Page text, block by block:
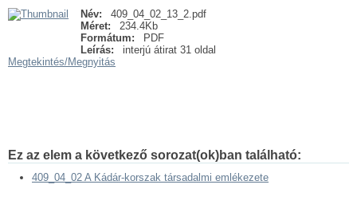
Név:
409_04_02_13_2.pdf
Méret:
234.4Kb
Formátum:
PDF
Leírás:
interjú átirat 31 oldal
Megtekintés/Megnyitás
Ez az elem a következő sorozat(ok)ban található:
409_04_02 A Kádár-korszak társadalmi emlékezete